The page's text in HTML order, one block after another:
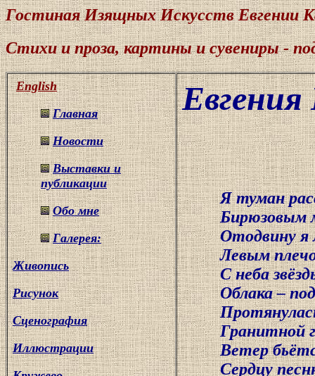
Гостиная Изящных Искусств Евгении
Стихи и проза, картины и сувениры -
English
Главная
Новости
Выставки и
публикации
Обо мне
Галерея:
Живопись
Рисунок
Сценография
Иллюстрации
Я туман
Бирюзовым
Отодвину я
Левым
С неба звёзды
Облака –
Протянулась
Гранитной
Ветер бьётся
Сердцу